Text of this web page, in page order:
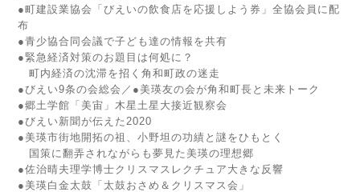
●町建設業協会「びえいの飲食店を応援しよう券」全協会員に配
布
●青少協合同会議で子ども達の情報を共有
●緊急経済対策のお題目は何処に？
町内経済の沈滞を招く角和町政の迷走
●びえい9条の会総会／●美瑛友の会が角和町長と未来トーク
●郷土学館「美宙」木星土星大接近観察会
●びえい新聞が伝えた2020
●美瑛市街地開拓の祖、小野坦の功績と謎をひもとく
国策に翻弄されながらも夢見た美瑛の理想郷
●佐治晴夫理学博士クリスマスレクチュア大きな反響
●美瑛白金太鼓「太鼓おさめ＆クリスマス会」